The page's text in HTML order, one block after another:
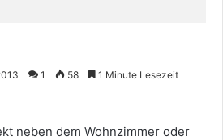
1 58 1 Minute Lesezeit
neben dem Wohnzimmer oder